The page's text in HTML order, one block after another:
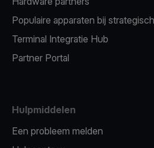
Populaire apparaten bij
Terminal Integratie Hub
Partner Portal
Hulpmiddelen
Een probleem melden